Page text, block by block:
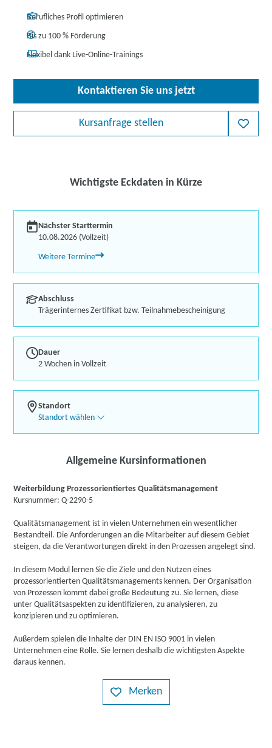
Berufliches Profil optimieren
Bis zu 100 % Förderung
Flexibel dank Live-Online-Trainings
Kontaktieren Sie uns jetzt
Kursanfrage stellen
Wichtigste Eckdaten in Kürze
Nächster Starttermin
10.08.2026 (Vollzeit)
Weitere Termine
Abschluss
Trägerinternes Zertifikat bzw. Teilnahmebescheinigung
Dauer
2 Wochen in Vollzeit
Standort
Standort wählen
Allgemeine Kursinformationen
Weiterbildung Prozessorientiertes Qualitätsmanagement
Kursnummer: Q-2290-5
Qualitätsmanagement ist in vielen Unternehmen ein wesentlicher
Bestandteil. Die Anforderungen an die Mitarbeiter auf diesem Gebiet
steigen, da die Verantwortungen direkt in den Prozessen angelegt sind.
In diesem Modul lernen Sie die Ziele und den Nutzen eines
prozessorientierten Qualitätsmanagements kennen. Der Organisation
von Prozessen kommt dabei große Bedeutung zu. Sie lernen, diese
unter Qualitätsaspekten zu identifizieren, zu analysieren, zu
konzipieren und zu optimieren.
Außerdem spielen die Inhalte der DIN EN ISO 9001 in vielen
Unternehmen eine Rolle. Sie lernen deshalb die wichtigsten Aspekte
daraus kennen.
Merken